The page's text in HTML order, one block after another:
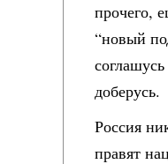
прочего,
“новый
доберусь.
Россия
правят